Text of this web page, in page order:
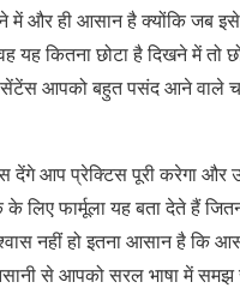
में और ही आसान है क्योंकि जब
यह कितना छोटा है दिखने में तो
आपको बहुत पसंद आने वाले
देंगे आप प्रेक्टिस पूरी करेगा और
लिए फार्मूला यह बता देते हैं
नहीं हो इतना आसान है कि
से आपको सरल भाषा में